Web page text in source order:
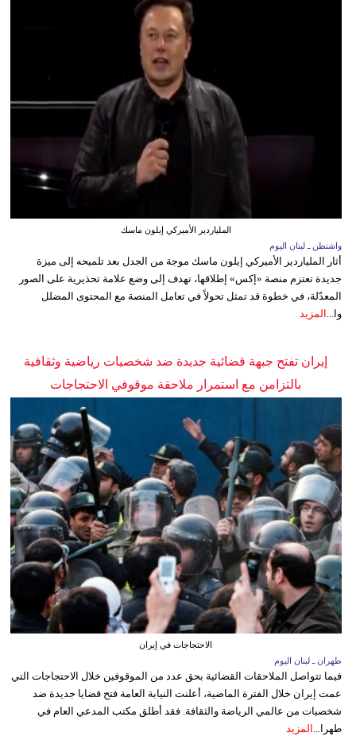
الملياردير الأميركي إيلون ماسك
واشنطن ـ لبنان اليوم
أثار الملياردير الأميركي إيلون ماسك موجة من الجدل بعد تلميحه إلى ميزة
جديدة تعتزم منصة «إكس» إطلاقها، تهدف إلى وضع علامة تحذيرية على الصور
المعدّلة، في خطوة قد تمثل تحولاً في تعامل المنصة مع المحتوى المضلل
وا... المزيد
إيران تفتح جبهة قضائية جديدة ضد شخصيات رياضية وثقافية
بالتزامن مع استمرار ملاحقة موقوفي الاحتجاجات
الاحتجاجات في إيران
طهران ـ لبنان اليوم
فيما تتواصل الملاحقات القضائية بحق عدد من الموقوفين خلال الاحتجاجات التي
عمت إيران خلال الفترة الماضية، أعلنت النيابة العامة فتح قضايا جديدة ضد
شخصيات من عالمي الرياضة والثقافة. فقد أطلق مكتب المدعي العام في
طهرا... المزيد